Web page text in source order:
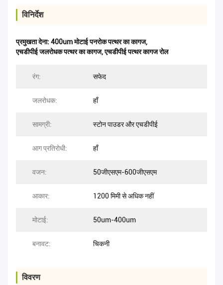
विनिर्देश
प्रमुखता देना: 400um मोटाई पनरोक पत्थर का कागज,
एचडीपीई जलरोधक पत्थर का कागज,एचडीपीई पत्थर कागज रोल
रंग: सफेद
जलरोधक: हाँ
सामग्री: स्टोन पाउडर और एचडीपीई
आग प्रतिरोधी: हाँ
वजन: 50जीएसएम-600जीएसएम
आकार: 1200 मिमी से अधिक नहीं
मोटाई: 50um-400um
बनावट: चिकनी
विवरण